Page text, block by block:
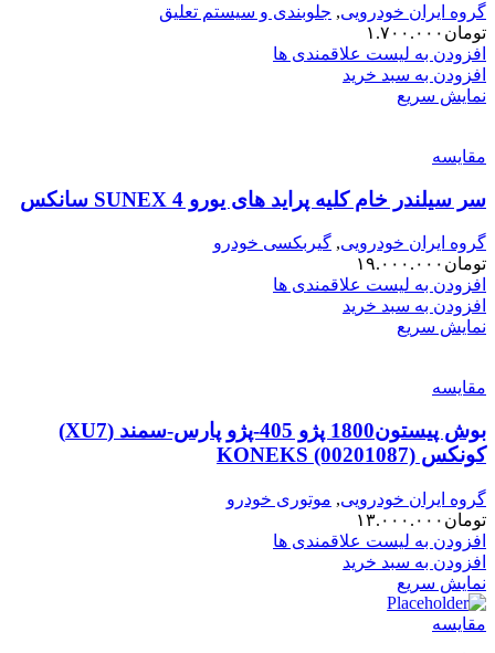
گروه ایران خودرویی, جلوبندی و سیستم تعلیق
تومان ۱.۷۰۰.۰۰۰
افزودن به لیست علاقمندی ها
افزودن به سبد خرید
نمایش سریع
مقایسه
سر سیلندر خام کلیه پراید های یورو 4 SUNEX سانکس
گروه ایران خودرویی, گیربکسی خودرو
تومان ۱۹.۰۰۰.۰۰۰
افزودن به لیست علاقمندی ها
افزودن به سبد خرید
نمایش سریع
مقایسه
بوش پیستون1800 پژو 405-پژو پارس-سمند (XU7)
کونکس KONEKS (00201087)
گروه ایران خودرویی, موتوری خودرو
تومان ۱۳.۰۰۰.۰۰۰
افزودن به لیست علاقمندی ها
افزودن به سبد خرید
نمایش سریع
مقایسه